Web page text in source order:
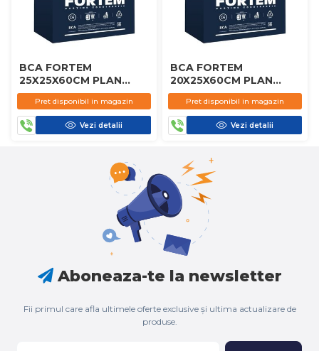
BCA FORTEM
25X25X60CM PLAN
D450
Pret disponibil in magazin
Vezi detalii
BCA FORTEM
20X25X60CM PLAN
D450
Pret disponibil in magazin
Vezi detalii
Aboneaza-te la newsletter
Fii primul care afla ultimele oferte exclusive și ultima actualizare de
produse.